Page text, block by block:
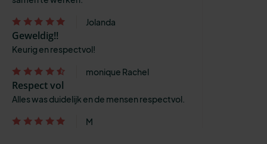
Jolanda
Geweldig!!
Keurig en respectvol!
monique Rachel
Respect vol
Alles was duidelijk en de mensen respectvol.
M